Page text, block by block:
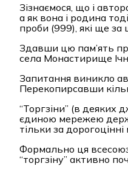
Зізнаємося, що і
а як вона і родина
проби (999), які ще
Здавши цю пам’ять
села Монастирище
Запитання виникло
Перекопирсавши
“Торгзіни” (в деяких
єдиною мережею
тільки за
Формально ця
“торгзіну” активно